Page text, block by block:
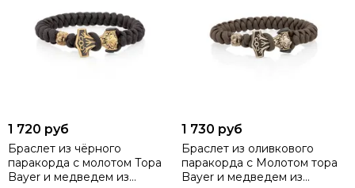
1 720 руб
Браслет из чёрного
паракорда с молотом Тора
Bayer и медведем из
1 730 руб
Браслет из оливкового
паракорда с Молотом тора
Bayer и медведем из